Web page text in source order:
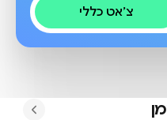
צ׳אט כללי